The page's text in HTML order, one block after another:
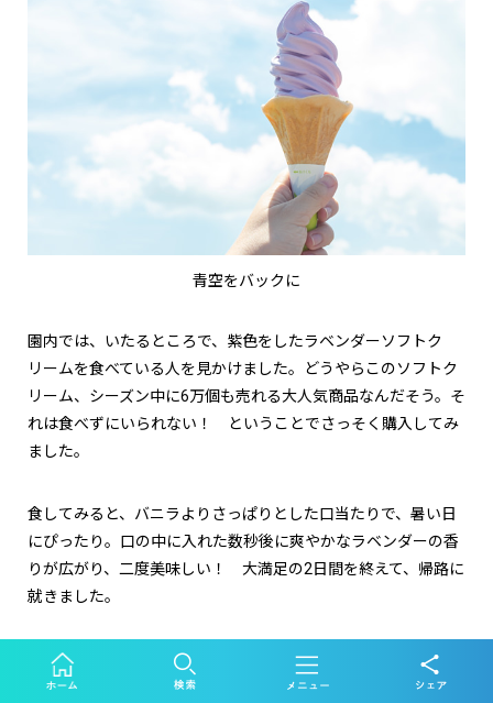
青空をバックに
園内では、いたるところで、紫色をしたラベンダーソフトク
リームを食べている人を見かけました。どうやらこのソフトク
リーム、シーズン中に6万個も売れる大人気商品なんだそう。そ
れは食べずにいられない！ ということでさっそく購入してみ
ました。
食してみると、バニラよりさっぱりとした口当たりで、暑い日
にぴったり。口の中に入れた数秒後に爽やかなラベンダーの香
りが広がり、二度美味しい！ 大満足の2日間を終えて、帰路に
就きました。